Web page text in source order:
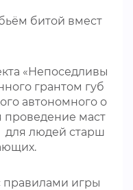
битой вмест
«Непоседливы
грантом губ
автономного о
проведение маст
для людей старш
правилами игры